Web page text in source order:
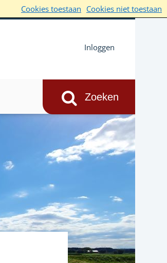
Cookies toestaan Cookies niet toestaan
Inloggen